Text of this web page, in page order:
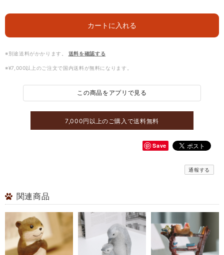
カートに入れる
※別途送料がかかります。 送料を確認する
※¥7,000以上のご注文で国内送料が無料になります。
この商品をアプリで見る
7,000円以上のご購入で送料無料
Save
通報する
関連商品